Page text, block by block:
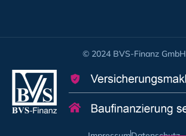
© 2024 BVS-Finanz GmbH